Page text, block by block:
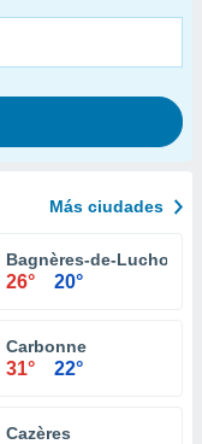
Más ciudades
Bagnères-de-Luchon
26° 20°
Carbonne
31° 22°
Cazères